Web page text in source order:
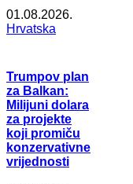
01.08.2026.
Hrvatska
Trumpov plan
za Balkan:
Milijuni dolara
za projekte
koji promiču
konzervativne
vrijednosti